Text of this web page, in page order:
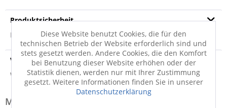
Produktsicherheit
Produktsicherheit
Versandinfo
Weitere Informationen zum Versand...
Modell-Familie: MIAMI
Diese Website benutzt Cookies, die für den
technischen Betrieb der Website erforderlich sind und
stets gesetzt werden. Andere Cookies, die den Komfort
bei Benutzung dieser Website erhöhen oder der
Statistik dienen, werden nur mit Ihrer Zustimmung
gesetzt. Weitere Informationen finden Sie in unserer
Datenschutzerklärung